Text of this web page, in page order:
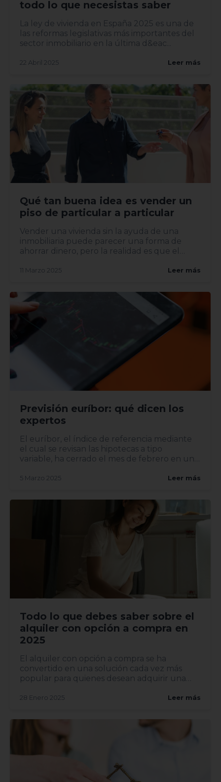
todo lo que necesistas saber
La ley de vivienda en España 2025 es una de
las reformas legislativas más importantes del
sector inmobiliario en la última d&eac...
22 Abril 2025 Leer más
Qué tan buena idea es vender un
piso de particular a particular
Vender una vivienda sin la ayuda de una
inmobiliaria puede parecer una forma de
ahorrar dinero, pero la realidad es que el
11 Marzo 2025 Leer más
Previsión euríbor: qué dicen los
expertos
El euríbor, el índice de referencia mediante
el cual se revisan las hipotecas a tipo
variable, ha cerrado el mes de febrero en un
5 Marzo 2025 Leer más
Todo lo que debes saber sobre el
alquiler con opción a compra en
2025
El alquiler con opción a compra se ha
convertido en una solución cada vez más
popular para quienes desean adquirir una
28 Enero 2025 Leer más